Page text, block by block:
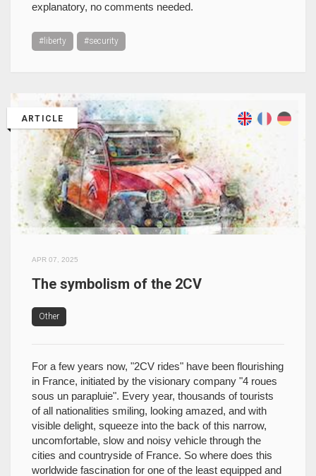
explanatory, no comments needed.
#liberty #security
ARTICLE
APR 07, 2025
The symbolism of the 2CV
Other
For a few years now, "2CV rides" have been flourishing
in France, initiated by the visionary company "4 roues
sous un parapluie". Every year, thousands of tourists
of all nationalities smiling, looking amazed, and with
visible delight, squeeze into the back of this narrow,
uncomfortable, slow and noisy vehicle through the
cities and countryside of France. So where does this
worldwide fascination for one of the least equipped and